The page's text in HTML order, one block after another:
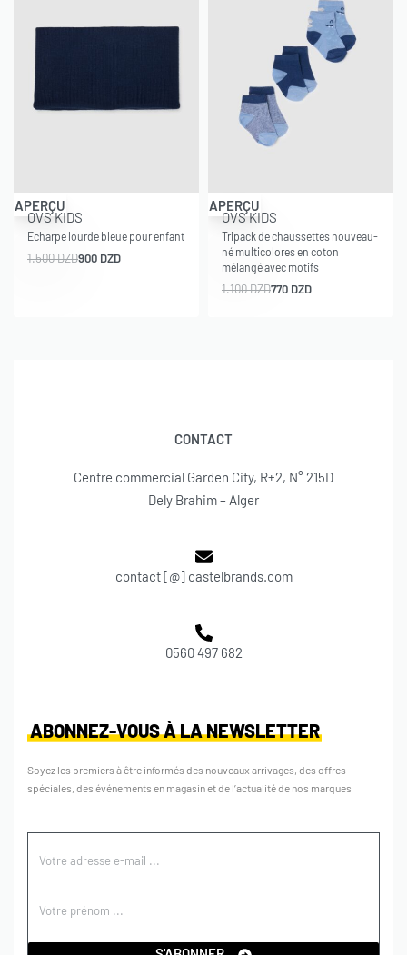
-40% OFF
APERÇU
OVS KIDS
Echarpe lourde bleue pour enfant
1.500DZD900 DZD
-30% OFF
APERÇU
OVS KIDS
Tripack de chaussettes nouveau-
né multicolores en coton
mélangé avec motifs
1.100DZD770 DZD
CONTACT
Centre commercial Garden City, R+2, N° 215D
Dely Brahim – Alger
contact [@] castelbrands.com
0560 497 682
ABONNEZ-VOUS À LA NEWSLETTER
Soyez les premiers à être informés des nouveaux arrivages, des offres
spéciales, des événements en magasin et de l’actualité de nos marques